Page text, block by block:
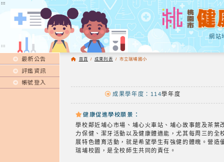
:::
網站
:::
最新公告
評鑑資訊
帳號登入
首頁 / 成果列表 / 市立瑞埔國小
成果學年度：114學年度
健康促進學校願景：
學校鄰近埔心市場、埔心火車站、埔心故事館及茶
力保健、潔牙活動以及健康體適能，尤其每周三的
展特色體育活動，就是希望學生有強健的體魄。營
瑞埔校園，是全校師生共同的責任。
:::